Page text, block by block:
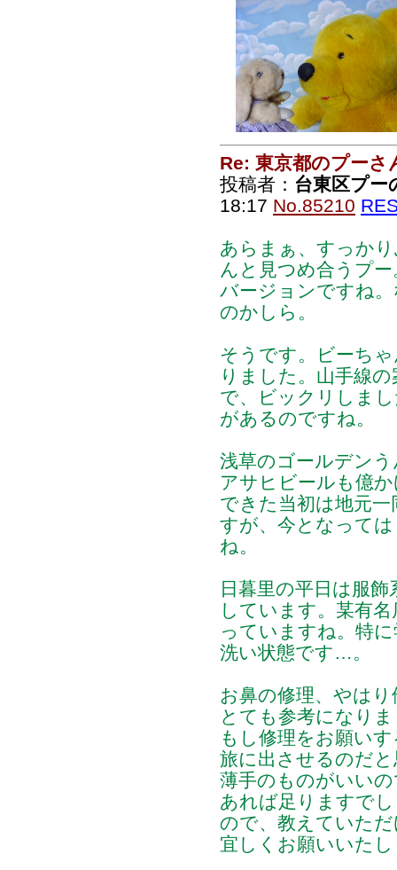
Re: 東京都のプーさ
投稿者： 台東区プー
18:17 No.85210
あらまぁ、すっか
んと見つめ合うプ
バージョンですね
のかしら。
そうです。ビーち
りました。山手線
で、ビックリしま
があるのですね。
浅草のゴールデン
アサヒビールも億
できた当初は地元
すが、今となって
ね。
日暮里の平日は服
しています。某有
っていますね。特
洗い状態です…。
お鼻の修理、やは
とても参考になり
もし修理をお願い
旅に出させるのだ
薄手のものがいい
あれば足りますで
ので、教えていた
宜しくお願いいた